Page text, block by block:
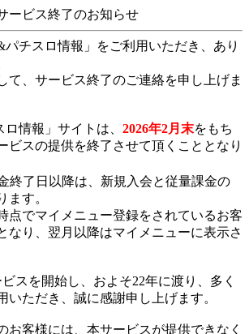
ービス終了のお知らせ
チスロ情報」をご利用いただき、あり
て、サービス終了のご連絡を申し上げま
ロ情報」サイトは、 2026年2月末をもち
ビスの提供を終了させて頂くこととなり
終了日以降は、新規入会と従量課金の
ます。
点でマイメニュー登録をされているお客
なり、翌月以降はマイメニューに表示さ
スを開始し、およそ22年に渡り、多く
いただき、誠に感謝申し上げます。
お客様には、本サービスが提供できなく